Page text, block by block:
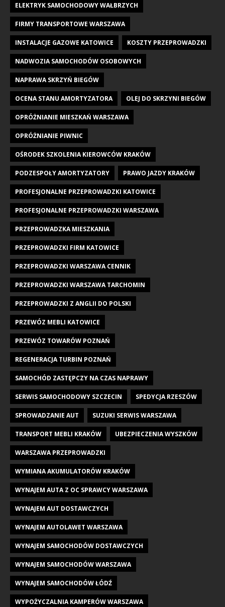
ELEKTRYK SAMOCHODOWY WAŁBRZYCH
FIRMY TRANSPORTOWE WARSZAWA
INSTALACJE GAZOWE KATOWICE KOSZTY PRZEPROWADZKI
NADWOZIA SAMOCHODÓW OSOBOWYCH
NAPRAWA SKRZYŃ BIEGÓW
OCENA STANU AMORTYZATORA OLEJ DO SKRZYNI BIEGÓW
OPRÓŻNIANIE MIESZKAŃ WARSZAWA
OPRÓŻNIANIE PIWNIC
OŚRODEK SZKOLENIA KIEROWCÓW KRAKÓW
PODZESPOŁY AMORTYZATORY PRAWO JAZDY KRAKÓW
PROFESJONALNE PRZEPROWADZKI KATOWICE
PROFESJONALNE PRZEPROWADZKI WARSZAWA
PRZEPROWADZKA MIESZKANIA
PRZEPROWADZKI FIRM KATOWICE
PRZEPROWADZKI WARSZAWA CENNIK
PRZEPROWADZKI WARSZAWA TARCHOMIN
PRZEPROWADZKI Z ANGLII DO POLSKI
PRZEWÓZ MEBLI KATOWICE
PRZEWÓZ TOWARÓW POZNAŃ
REGENERACJA TURBIN POZNAŃ
SAMOCHÓD ZASTĘPCZY NA CZAS NAPRAWY
SERWIS SAMOCHODOWY SZCZECIN SPEDYCJA RZESZÓW
SPROWADZANIE AUT SUZUKI SERWIS WARSZAWA
TRANSPORT MEBLI KRAKÓW UBEZPIECZENIA WYSZKÓW
WARSZAWA PRZEPROWADZKI
WYMIANA AKUMULATORÓW KRAKÓW
WYNAJEM AUTA Z OC SPRAWCY WARSZAWA
WYNAJEM AUT DOSTAWCZYCH
WYNAJEM AUTOLAWET WARSZAWA
WYNAJEM SAMOCHODÓW DOSTAWCZYCH
WYNAJEM SAMOCHODÓW WARSZAWA
WYNAJEM SAMOCHODÓW ŁÓDŹ
WYPOŻYCZALNIA KAMPERÓW WARSZAWA